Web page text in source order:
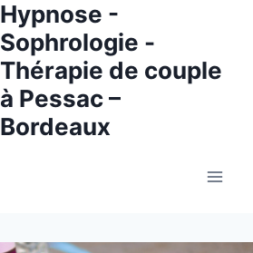
Hypnose -
Sophrologie -
Thérapie de couple
à Pessac –
Bordeaux